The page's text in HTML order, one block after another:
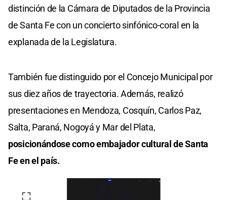
distinción de la Cámara de Diputados de la Provincia
de Santa Fe con un concierto sinfónico-coral en la
explanada de la Legislatura.
También fue distinguido por el Concejo Municipal por
sus diez años de trayectoria. Además, realizó
presentaciones en Mendoza, Cosquín, Carlos Paz,
Salta, Paraná, Nogoyá y Mar del Plata,
posicionándose como embajador cultural de Santa
Fe en el país.